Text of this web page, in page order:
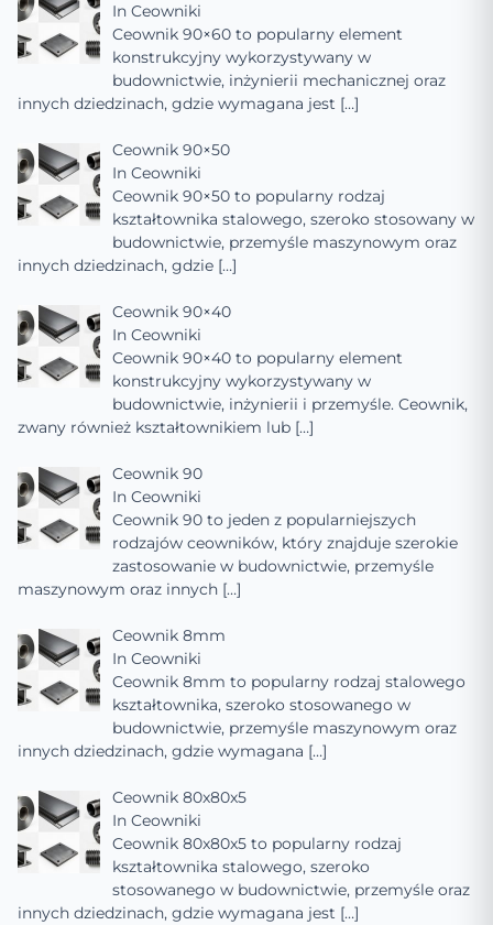
In Ceowniki
Ceownik 90×60 to popularny element
konstrukcyjny wykorzystywany w
budownictwie, inżynierii mechanicznej oraz
innych dziedzinach, gdzie wymagana jest […]
Ceownik 90×50
In Ceowniki
Ceownik 90×50 to popularny rodzaj
kształtownika stalowego, szeroko stosowany w
budownictwie, przemyśle maszynowym oraz
innych dziedzinach, gdzie […]
Ceownik 90×40
In Ceowniki
Ceownik 90×40 to popularny element
konstrukcyjny wykorzystywany w
budownictwie, inżynierii i przemyśle. Ceownik,
zwany również kształtownikiem lub […]
Ceownik 90
In Ceowniki
Ceownik 90 to jeden z popularniejszych
rodzajów ceowników, który znajduje szerokie
zastosowanie w budownictwie, przemyśle
maszynowym oraz innych […]
Ceownik 8mm
In Ceowniki
Ceownik 8mm to popularny rodzaj stalowego
kształtownika, szeroko stosowanego w
budownictwie, przemyśle maszynowym oraz
innych dziedzinach, gdzie wymagana […]
Ceownik 80x80x5
In Ceowniki
Ceownik 80x80x5 to popularny rodzaj
kształtownika stalowego, szeroko
stosowanego w budownictwie, przemyśle oraz
innych dziedzinach, gdzie wymagana jest […]